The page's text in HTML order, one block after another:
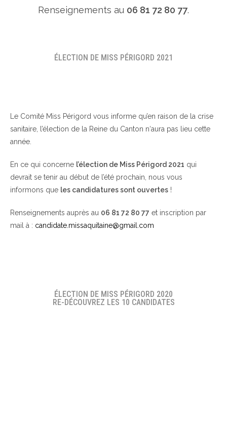
Renseignements au 06 81 72 80 77.
ÉLECTION DE MISS PÉRIGORD 2021
Le Comité Miss Périgord vous informe qu’en raison de la crise
sanitaire, l’élection de la Reine du Canton n‘aura pas lieu cette
année.
En ce qui concerne l’élection de Miss Périgord 2021 qui
devrait se tenir au début de l’été prochain, nous vous
informons que les candidatures sont ouvertes !
Renseignements auprès au 06 81 72 80 77 et inscription par
mail à : candidate.missaquitaine@gmail.com
ÉLECTION DE MISS PÉRIGORD 2020
RE-DÉCOUVREZ LES 10 CANDIDATES